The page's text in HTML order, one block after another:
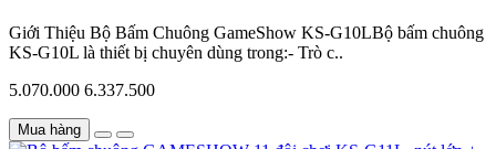
Giới Thiệu Bộ Bấm Chuông GameShow KS-G10LBộ bấm chuông
KS-G10L là thiết bị chuyên dùng trong:- Trò c..
5.070.000 6.337.500
Mua hàng